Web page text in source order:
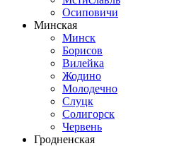
Осиповичи
Минская
Минск
Борисов
Вилейка
Жодино
Молодечно
Слуцк
Солигорск
Червень
Гродненская